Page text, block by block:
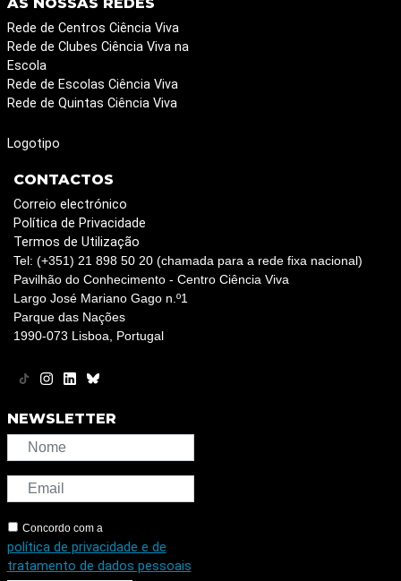
Rede de Centros Ciência Viva
Rede de Clubes Ciência Viva na
Escola
Rede de Escolas Ciência Viva
Rede de Quintas Ciência Viva
Logotipo
CONTACTOS
Correio electrónico
Política de Privacidade
Termos de Utilização
Tel: (+351) 21 898 50 20 (chamada para a rede fixa nacional)
Pavilhão do Conhecimento - Centro Ciência Viva
Largo José Mariano Gago n.º1
Parque das Nações
1990-073 Lisboa, Portugal
NEWSLETTER
Concordo com a
política de privacidade e de
tratamento de dados pessoais